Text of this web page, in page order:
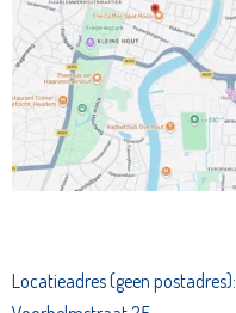
Locatieadres (geen postadres):